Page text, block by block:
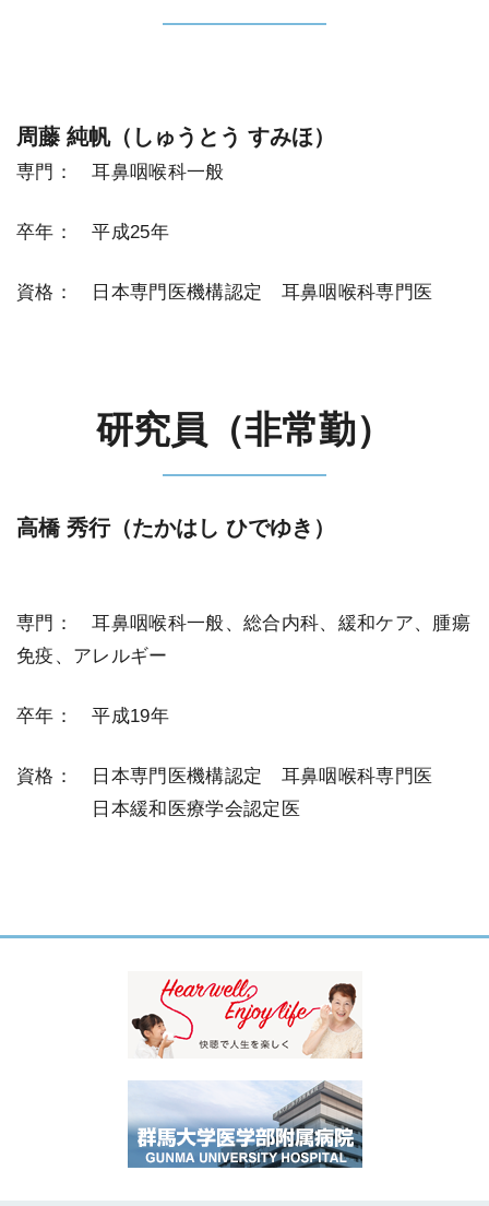
周藤 純帆（しゅうとう すみほ）
専門： 耳鼻咽喉科一般
卒年： 平成25年
資格： 日本専門医機構認定 耳鼻咽喉科専門医
研究員（非常勤）
高橋 秀行（たかはし ひでゆき）
専門： 耳鼻咽喉科一般、総合内科、緩和ケア、腫瘍
免疫、アレルギー
卒年： 平成19年
資格： 日本専門医機構認定 耳鼻咽喉科専門医
日本緩和医療学会認定医